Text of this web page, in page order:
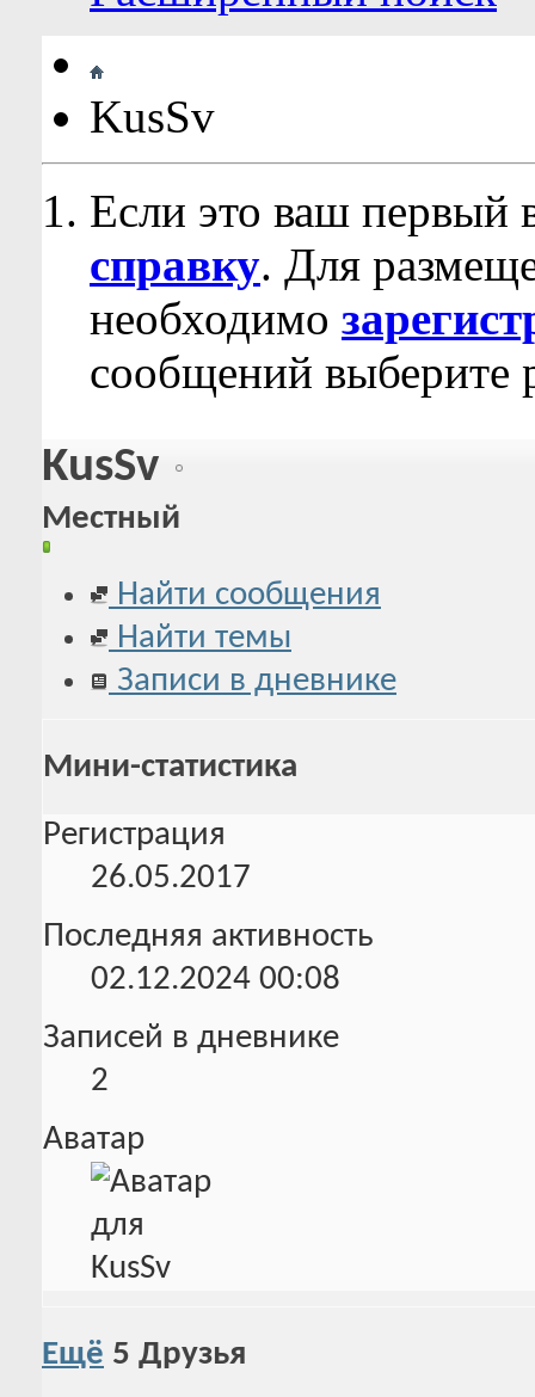
KusSv
Если это ваш первый
справку. Для
необходимо
сообщений выберите
KusSv
Местный
Найти сообщения
Найти темы
Записи в дневнике
Мини-статистика
Регистрация
26.05.2017
Последняя активность
02.12.2024 00:08
Записей в дневнике
2
Аватар
Ещё 5 Друзья